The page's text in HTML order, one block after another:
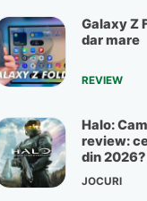
Galaxy Z
dar mare
REVIEW
Halo:
review:
din 2026?
JOCURI